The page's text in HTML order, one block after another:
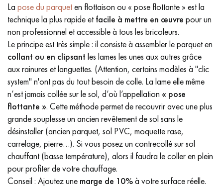
La pose du parqueten flottaison ou « pose flottante » est la
technique la plus rapide et facile à mettre en œuvre pour un
non professionnel et accessible à tous les bricoleurs.
Le principe est très simple : il consiste à assembler le parquet en
collant ou en clipsant les lames les unes aux autres grâce
aux rainures et languettes. (Attention, certains modèles à "clic
system" n'ont pas du tout besoin de colle. La lame elle même
n’est jamais collée sur le sol, d’où l’appellation « pose
flottante ». Cette méthode permet de recouvrir avec une plus
grande souplesse un ancien revêtement de sol sans le
désinstaller (ancien parquet, sol PVC, moquette rase,
carrelage, pierre…). Si vous posez un contrecollé sur sol
chauffant (basse température), alors il faudra le coller en plein
pour profiter de votre chauffage.
Conseil : Ajoutez une marge de 10%à votre surface réelle.